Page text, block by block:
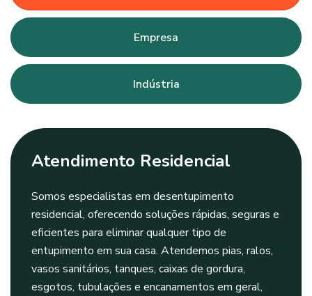
Empresa
Indústria
Atendimento Residencial
Somos especialistas em desentupimento
residencial, oferecendo soluções rápidas, seguras e
eficientes para eliminar qualquer tipo de
entupimento em sua casa. Atendemos pias, ralos,
vasos sanitários, tanques, caixas de gordura,
esgotos, tubulações e encanamentos em geral,